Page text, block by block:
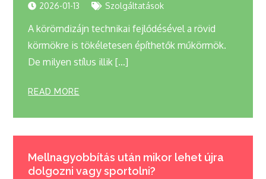
2026-01-13 Szolgáltatások
A körömdizájn technikai fejlődésével a rövid
körmökre is tökéletesen építhetők műkörmök.
De milyen stílus illik […]
READ MORE
Mellnagyobbítás után mikor lehet újra
dolgozni vagy sportolni?